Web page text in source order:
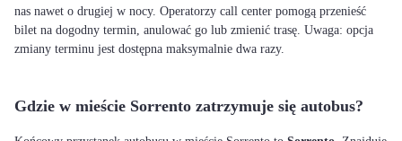
nas nawet o drugiej w nocy. Operatorzy call center pomogą przenieść
bilet na dogodny termin, anulować go lub zmienić trasę. Uwaga: opcja
zmiany terminu jest dostępna maksymalnie dwa razy.
Gdzie w mieście Sorrento zatrzymuje się autobus?